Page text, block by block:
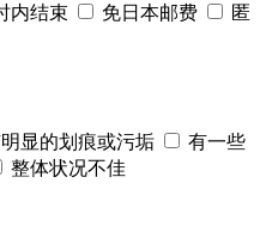
内结束 免日本邮费
匿
显的划痕或污垢
有一些
整体状况不佳